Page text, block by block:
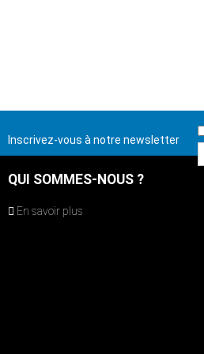
Inscrivez-vous à notre newsletter
QUI SOMMES-NOUS ?
En savoir plus